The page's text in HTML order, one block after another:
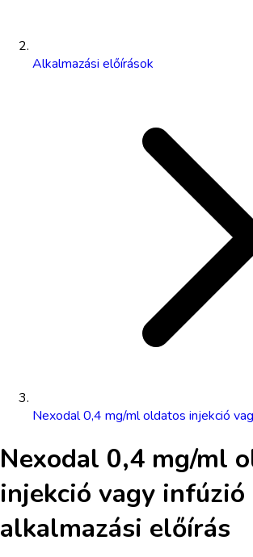
Alkalmazási előírások
Nexodal 0,4 mg/ml oldatos injekció
Nexodal 0,4 mg/ml
injekció vagy infúzió
alkalmazási előírás